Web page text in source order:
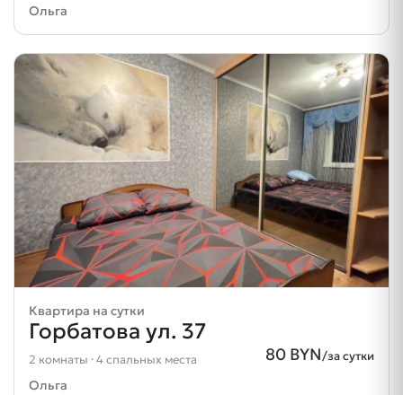
Ольга
Квартира на сутки
Горбатова ул. 37
80 BYN/за сутки
2 комнаты · 4 спальных места
Ольга